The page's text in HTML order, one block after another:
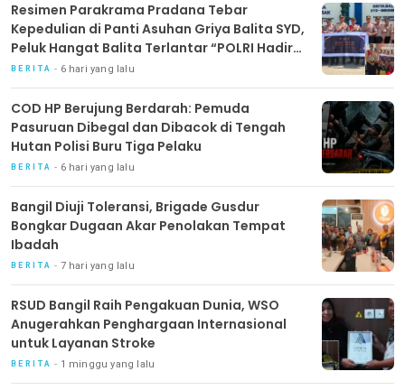
Resimen Parakrama Pradana Tebar
Kepedulian di Panti Asuhan Griya Balita SYD,
Peluk Hangat Balita Terlantar “POLRI Hadir
Dengan Hati”
BERITA 6 hari yang lalu
COD HP Berujung Berdarah: Pemuda
Pasuruan Dibegal dan Dibacok di Tengah
Hutan Polisi Buru Tiga Pelaku
BERITA 6 hari yang lalu
Bangil Diuji Toleransi, Brigade Gusdur
Bongkar Dugaan Akar Penolakan Tempat
Ibadah
BERITA 7 hari yang lalu
RSUD Bangil Raih Pengakuan Dunia, WSO
Anugerahkan Penghargaan Internasional
untuk Layanan Stroke
BERITA 1 minggu yang lalu